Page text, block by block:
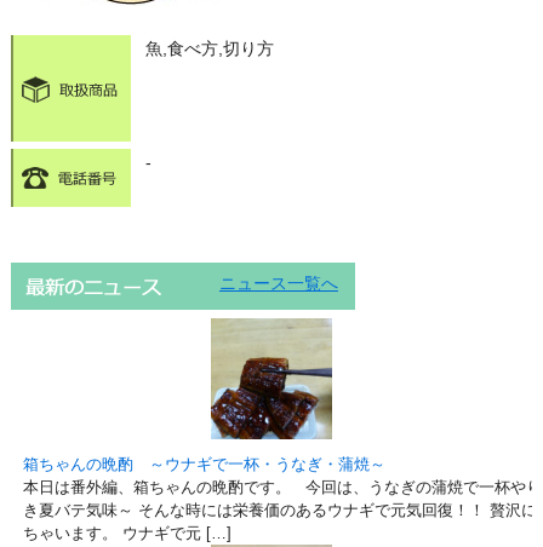
魚,食べ方,切り方
-
ニュース一覧へ
箱ちゃんの晩酌 ～ウナギで一杯・うなぎ・蒲焼～
本日は番外編、箱ちゃんの晩酌です。 今回は、うなぎの蒲焼で一杯や
き夏バテ気味～ そんな時には栄養価のあるウナギで元気回復！！ 贅沢
ちゃいます。 ウナギで元 […]